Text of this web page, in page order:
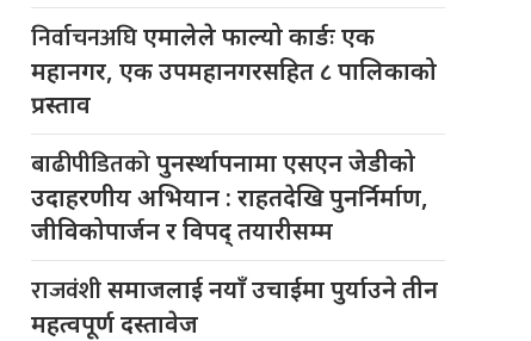
निर्वाचनअघिएमालेले फाल्यो कार्डः एक
महानगर, एक उपमहानगरसहित ८ पालिकाको
प्रस्ताव
बाढीपीडितकोपुनर्स्थापनामा एसएन जेडीको
उदाहरणीय अभियान : राहतदेखि पुनर्निर्माण,
जीविकोपार्जन र विपद् तयारीसम्म
राजवंशीसमाजलाई नयाँ उचाईमा पुर्याउने तीन
महत्वपूर्ण दस्तावेज